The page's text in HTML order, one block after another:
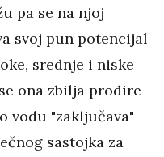
pa se na njoj
svoj pun potencijal
srednje i niske
ona zbilja prodire
vodu "zaključava"
sastojka za